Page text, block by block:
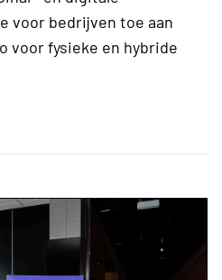
voor bedrijven toe aan
voor fysieke en hybride